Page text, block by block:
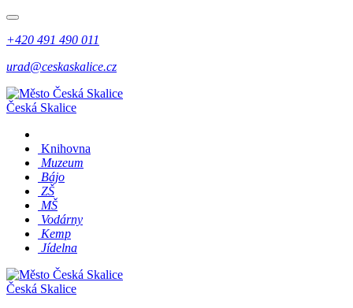
+420 491 490 011
urad@ceskaskalice.cz
Česká Skalice
Knihovna
Muzeum
Bájo
ZŠ
MŠ
Vodárny
Kemp
Jídelna
Česká Skalice